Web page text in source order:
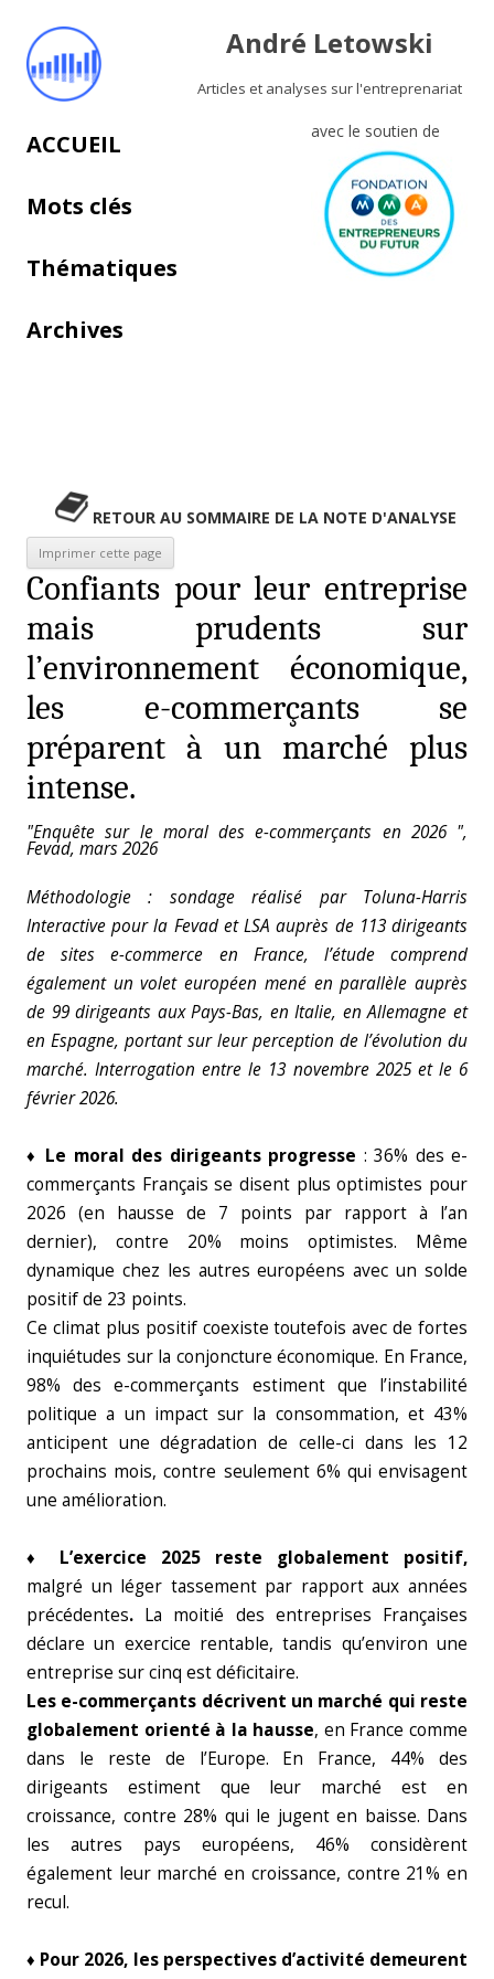
André Letowski
Articles et analyses sur l'entreprenariat
avec le soutien de
Aller au contenu principal
ACCUEIL
Mots clés
Thématiques
Archives
RETOUR AU SOMMAIRE DE LA NOTE D'ANALYSE
Confiants pour leur entreprise
mais prudents sur
l’environnement économique,
les e-commerçants se
préparent à un marché plus
intense.
"Enquête sur le moral des e-commerçants en 2026 ",
Fevad, mars 2026
Méthodologie : sondage réalisé par Toluna-Harris
Interactive pour la Fevad et LSA auprès de 113 dirigeants
de sites e-commerce en France, l’étude comprend
également un volet européen mené en parallèle auprès
de 99 dirigeants aux Pays-Bas, en Italie, en Allemagne et
en Espagne, portant sur leur perception de l’évolution du
marché. Interrogation entre le 13 novembre 2025 et le 6
février 2026.
♦ Le moral des dirigeants progresse : 36% des e-
commerçants Français se disent plus optimistes pour
2026 (en hausse de 7 points par rapport à l’an
dernier), contre 20% moins optimistes. Même
dynamique chez les autres européens avec un solde
positif de 23 points.
Ce climat plus positif coexiste toutefois avec de fortes
inquiétudes sur la conjoncture économique. En France,
98% des e-commerçants estiment que l’instabilité
politique a un impact sur la consommation, et 43%
anticipent une dégradation de celle-ci dans les 12
prochains mois, contre seulement 6% qui envisagent
une amélioration.
♦ L’exercice 2025 reste globalement positif,
malgré un léger tassement par rapport aux années
précédentes. La moitié des entreprises Françaises
déclare un exercice rentable, tandis qu’environ une
entreprise sur cinq est déficitaire.
Les e-commerçants décrivent un marché qui reste
globalement orienté à la hausse, en France comme
dans le reste de l’Europe. En France, 44% des
dirigeants estiment que leur marché est en
croissance, contre 28% qui le jugent en baisse. Dans
les autres pays européens, 46% considèrent
également leur marché en croissance, contre 21% en
recul.
♦ Pour 2026, les perspectives d’activité demeurent